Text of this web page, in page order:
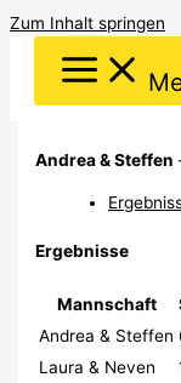
Zum Inhalt springen
Andrea & Steffen
Ergebnisse
Mannschaft
Andrea & Steffen
Laura & Neven